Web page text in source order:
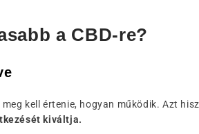
a CBD-re?
kell értenie, hogyan működik. Azt
kiváltja.